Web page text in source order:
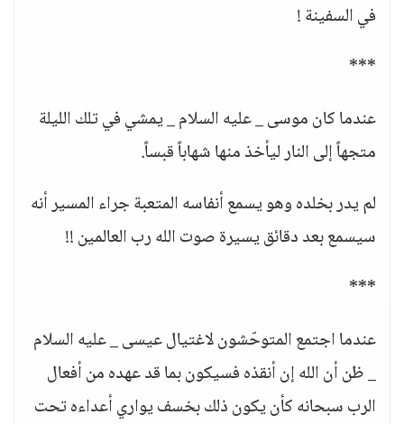
في السفينة !
***
عندما كان موسى _ عليه السلام _ يمشي في تلك الليلة
متجهاً إلى النار ليأخذ منها شهاباً قبساً.
لم يدر بخلده وهو يسمع أنفاسه المتعبة جراء المسير أنه
سيسمع بعد دقائق يسيرة صوت الله رب العالمين !!
***
عندما اجتمع المتوحّشون لاغتيال عيسى _ عليه السلام
_ ظن أن الله إن أنقذه فسيكون بما قد عهده من أفعال
الرب سبحانه كأن يكون ذلك بخسف يواري أعداءه تحت